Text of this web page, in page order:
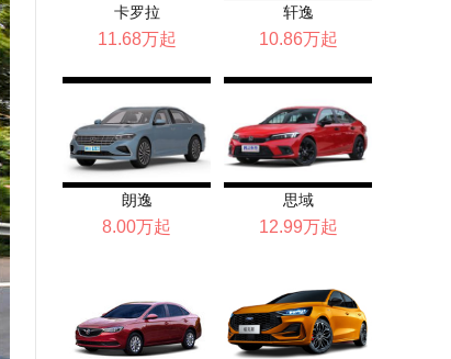
卡罗拉
11.68万起
轩逸
10.86万起
朗逸
8.00万起
思域
12.99万起